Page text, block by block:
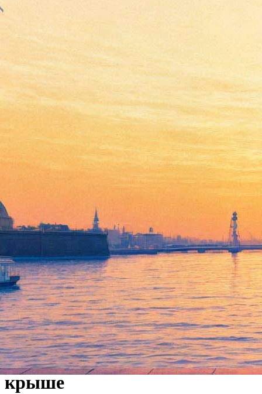
Куда пойти 6-8 сентября:
Фестиваль БГ «Части света»,
лекции о страхе и фейк-ньюс,
«Ночные снайперы» на
крыше